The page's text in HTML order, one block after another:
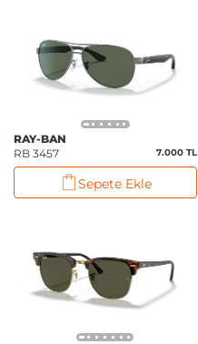
RAY-BAN
RB 3457
7.000 TL
Sepete Ekle